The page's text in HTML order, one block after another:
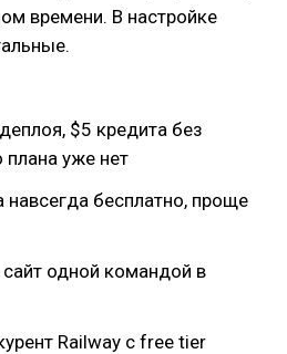
времени. В настройке
$5 кредита без
плана уже нет
навсегда бесплатно, проще
одной командой в
Railway с free tier